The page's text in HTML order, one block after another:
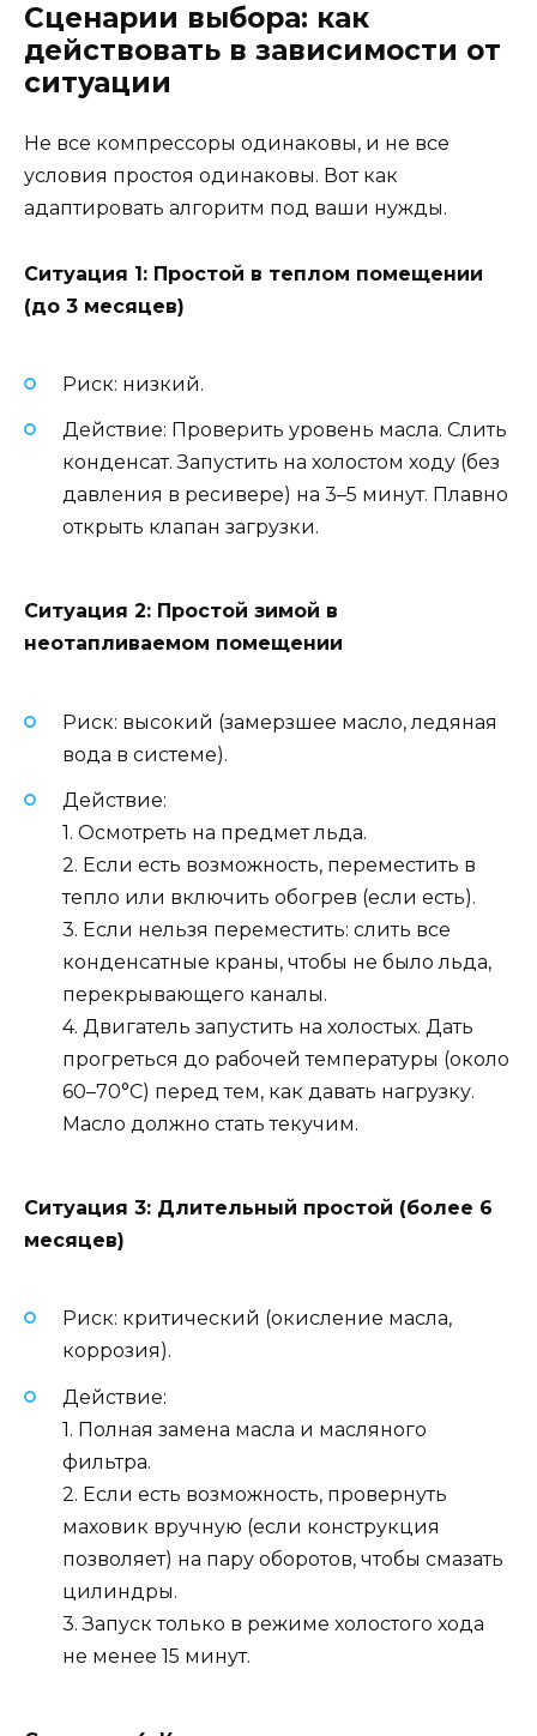
Сценарии выбора: как
действовать в зависимости от
ситуации
Не все компрессоры одинаковы, и не все
условия простоя одинаковы. Вот как
адаптировать алгоритм под ваши нужды.
Ситуация 1: Простой в теплом помещении
(до 3 месяцев)
Риск: низкий.
Действие: Проверить уровень масла. Слить
конденсат. Запустить на холостом ходу (без
давления в ресивере) на 3–5 минут. Плавно
открыть клапан загрузки.
Ситуация 2: Простой зимой в
неотапливаемом помещении
Риск: высокий (замерзшее масло, ледяная
вода в системе).
Действие:
1. Осмотреть на предмет льда.
2. Если есть возможность, переместить в
тепло или включить обогрев (если есть).
3. Если нельзя переместить: слить все
конденсатные краны, чтобы не было льда,
перекрывающего каналы.
4. Двигатель запустить на холостых. Дать
прогреться до рабочей температуры (около
60–70°C) перед тем, как давать нагрузку.
Масло должно стать текучим.
Ситуация 3: Длительный простой (более 6
месяцев)
Риск: критический (окисление масла,
коррозия).
Действие:
1. Полная замена масла и масляного
фильтра.
2. Если есть возможность, провернуть
маховик вручную (если конструкция
позволяет) на пару оборотов, чтобы смазать
цилиндры.
3. Запуск только в режиме холостого хода
не менее 15 минут.